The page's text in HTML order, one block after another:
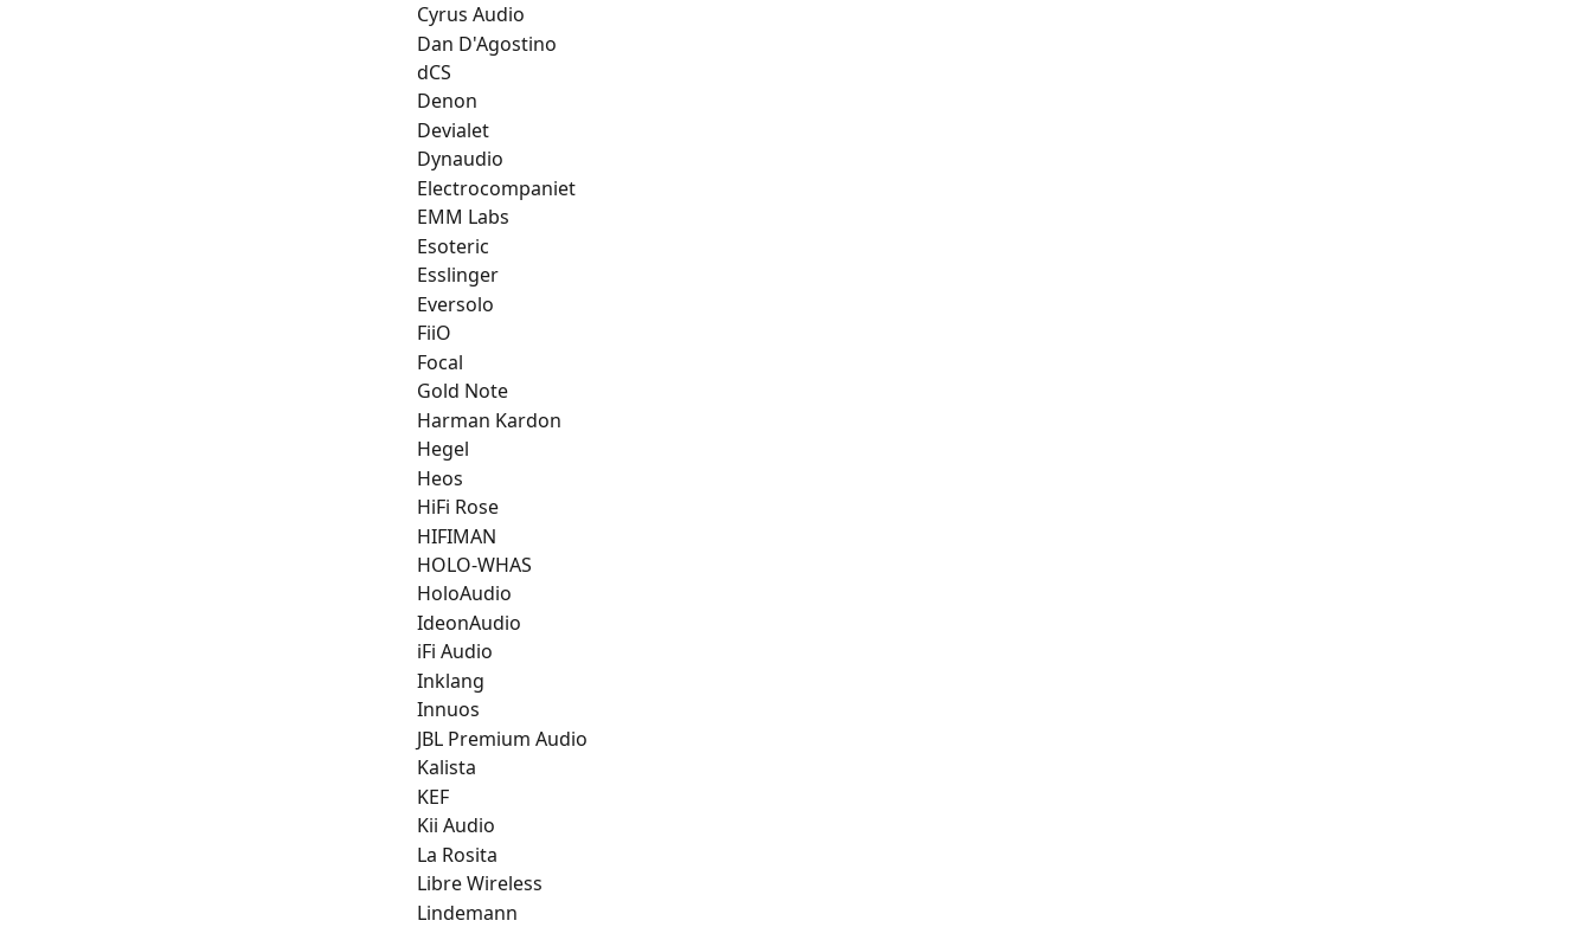
Cyrus Audio
Dan D'Agostino
dCS
Denon
Devialet
Dynaudio
Electrocompaniet
EMM Labs
Esoteric
Esslinger
Eversolo
FiiO
Focal
Gold Note
Harman Kardon
Hegel
Heos
HiFi Rose
HIFIMAN
HOLO-WHAS
HoloAudio
IdeonAudio
iFi Audio
Inklang
Innuos
JBL Premium Audio
Kalista
KEF
Kii Audio
La Rosita
Libre Wireless
Lindemann